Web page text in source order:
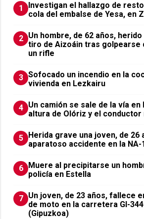
1
Investigan el hallazgo de
cola del embalse de Yesa, en
2 Un hombre, de 62 años,
tiro de Aizoáin tras golpearse
un rifle
3 Sofocado un incendio en la
vivienda en Lezkairu
4 Un camión se sale de la vía en
altura de Olóriz y el
5
Herida grave una joven, de 26
aparatoso accidente en la NA-
6
Muere al precipitarse un
policía en Estella
7 Un joven, de 23 años, fallece
de moto en la carretera GI-
(Gipuzkoa)